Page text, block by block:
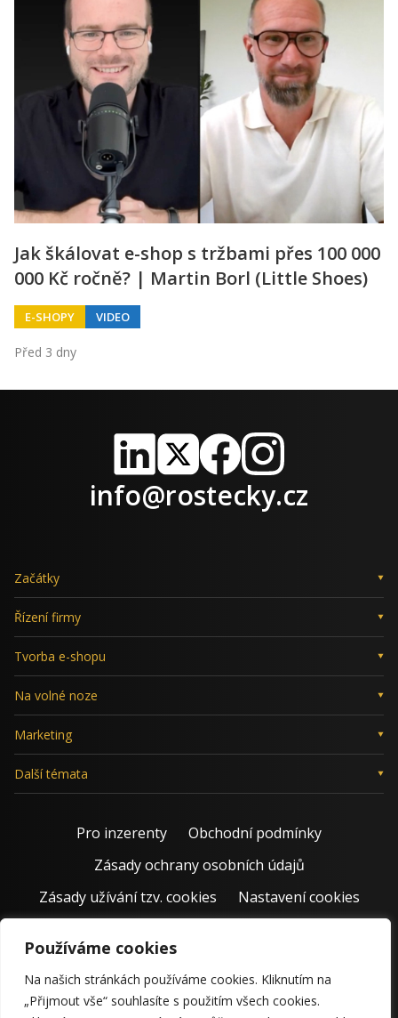
Používáme cookies
Na našich stránkách používáme cookies. Kliknutím na
„Přijmout vše“ souhlasíte s použitím všech cookies.
Jak škálovat e-shop s tržbami přes 100 000
000 Kč ročně? | Martin Borl (Little Shoes)
E-SHOPY VIDEO
Před 3 dny
LinkedIn
X FacebookInstagram
info@rostecky.cz
Začátky
Řízení firmy
Tvorba e-shopu
Na volné noze
Marketing
Další témata
Pro inzerenty
Obchodní podmínky
Zásady ochrany osobních údajů
Zásady užívání tzv. cookies
Nastavení cookies